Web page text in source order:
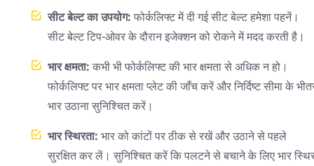
सीट बेल्ट का उपयोग: फोर्कलिफ्ट में दी गई सीट बेल्ट हमेशा पहनें।
सीट बेल्ट टिप-ओवर के दौरान इजेक्शन को रोकने में मदद करती है।
भार क्षमता: कभी भी फोर्कलिफ्ट की भार क्षमता से अधिक न हो।
फोर्कलिफ्ट पर भार क्षमता प्लेट की जाँच करें और निर्दिष्ट सीमा के
भार उठाना सुनिश्चित करें।
भार स्थिरता: भार को कांटों पर ठीक से रखें और उठाने से पहले
सुरक्षित कर लें। सुनिश्चित करें कि पलटने से बचाने के लिए भार